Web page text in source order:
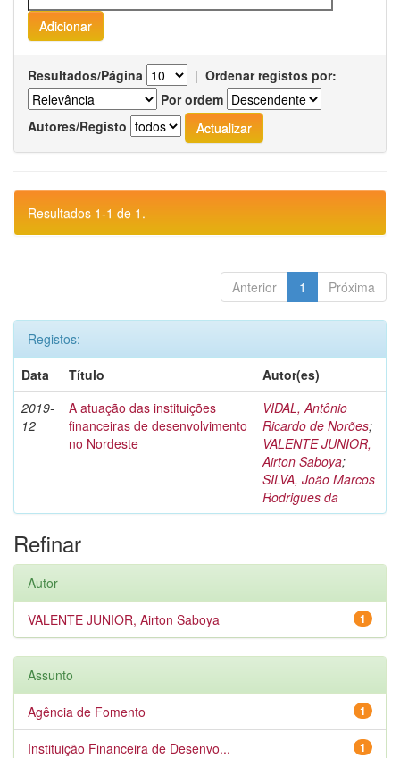
Resultados/Página | Ordenar registos por:
Por ordem
Autores/Registo
Resultados 1-1 de 1.
Anterior 1 Próxima
Registos:
Data
Título
Autor(es)
2019-
12
A atuação das instituições
financeiras de desenvolvimento
no Nordeste
VIDAL, Antônio
Ricardo de Norões;
VALENTE JUNIOR,
Airton Saboya;
SILVA, João Marcos
Rodrigues da
Refinar
Autor
1
VALENTE JUNIOR, Airton Saboya
Assunto
1
Agência de Fomento
1
Instituição Financeira de Desenvo...